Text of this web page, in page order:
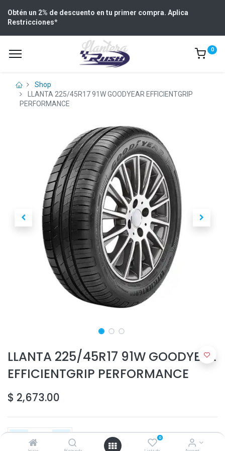
0
Obtén un 2% de descuento en tu primer compra. Aplica
Restricciones*
0
Shop
LLANTA 225/45R17 91W GOODYEAR EFFICIENTGRIP
PERFORMANCE
LLANTA 225/45R17 91W GOODYEAR
EFFICIENTGRIP PERFORMANCE
$ 2,673.00